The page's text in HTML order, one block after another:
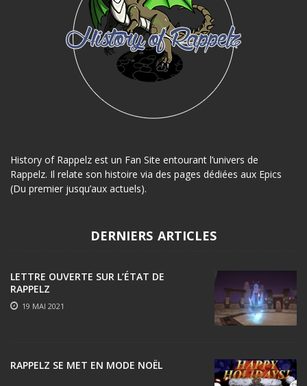
History of Rappelz est un Fan Site entourant l’univers de
Rappelz. Il relate son histoire via des pages dédiées aux Epics
(Du premier jusqu’aux actuels).
DERNIERS ARTICLES
LETTRE OUVERTE SUR L’ÉTAT DE
RAPPELZ
19 MAI 2021
RAPPELZ SE MET EN MODE NOËL